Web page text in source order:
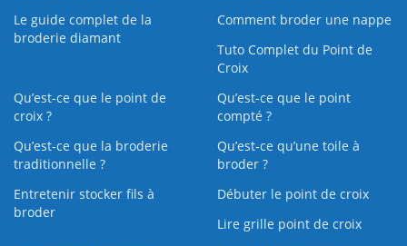
Le guide complet de la
broderie diamant
Comment broder une nappe
Tuto Complet du Point de
Croix
Qu’est-ce que le point de
croix ?
Qu’est-ce que le point
compté ?
Qu’est-ce que la broderie
traditionnelle ?
Qu’est‑ce qu’une toile à
broder ?
Entretenir stocker fils à
broder
Débuter le point de croix
Lire grille point de croix